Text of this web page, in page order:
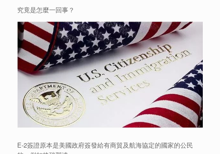
究竟是怎麼一回事？
E-2簽證原本是美國政府簽發給有商貿及航海協定的國家的公民